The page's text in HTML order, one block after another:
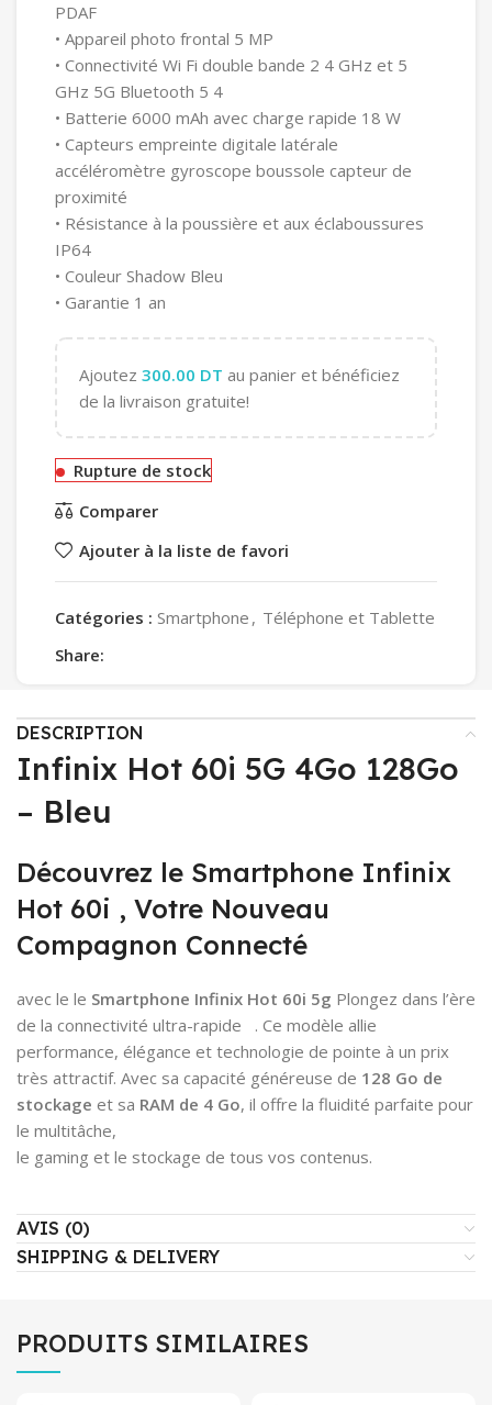
PDAF
• Appareil photo frontal 5 MP
• Connectivité Wi Fi double bande 2 4 GHz et 5
GHz 5G Bluetooth 5 4
• Batterie 6000 mAh avec charge rapide 18 W
• Capteurs empreinte digitale latérale
accéléromètre gyroscope boussole capteur de
proximité
• Résistance à la poussière et aux éclaboussures
IP64
• Couleur Shadow Bleu
• Garantie 1 an
Ajoutez 300.00 DT au panier et bénéficiez
de la livraison gratuite!
Rupture de stock
Comparer
Ajouter à la liste de favori
Catégories : Smartphone , Téléphone et Tablette
Share:
DESCRIPTION
Infinix Hot 60i 5G 4Go 128Go
– Bleu
Découvrez le Smartphone Infinix
Hot 60i , Votre Nouveau
Compagnon Connecté
avec le le Smartphone Infinix Hot 60i 5g Plongez dans l’ère
de la connectivité ultra-rapide
. Ce modèle allie
performance, élégance et technologie de pointe à un prix
très attractif. Avec sa capacité généreuse de 128 Go de
stockage et sa RAM de 4 Go, il offre la fluidité parfaite pour
le multitâche,
le gaming et le stockage de tous vos contenus.
AVIS (0)
SHIPPING & DELIVERY
PRODUITS SIMILAIRES